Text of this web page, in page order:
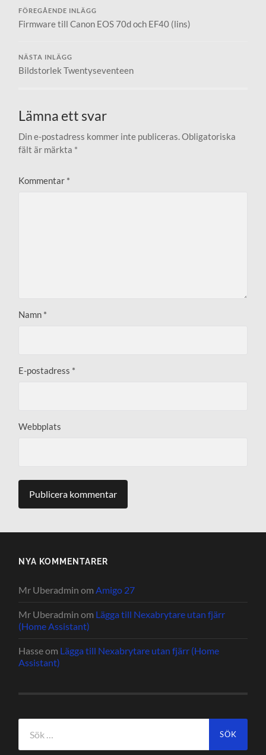
FÖREGÅENDE INLÄGG
Firmware till Canon EOS 70d och EF40 (lins)
NÄSTA INLÄGG
Bildstorlek Twentyseventeen
Lämna ett svar
Din e-postadress kommer inte publiceras.Obligatoriska
fält är märkta *
Kommentar *
Namn *
E-postadress *
Webbplats
NYA KOMMENTARER
Mr Uberadmin omAmigo 27
Mr Uberadmin om Lägga till Nexabrytare utan fjärr
(Home Assistant)
Hasseom Lägga till Nexabrytare utan fjärr (Home
Assistant)
efter: